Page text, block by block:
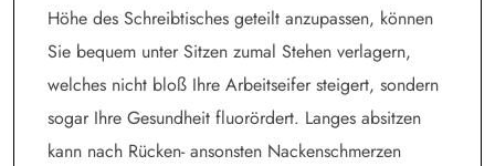
Höhe des Schreibtisches geteilt anzupassen, können
Sie bequem unter Sitzen zumal Stehen verlagern,
welches nicht bloß Ihre Arbeitseifer steigert, sondern
sogar Ihre Gesundheit fluorördert. Langes absitzen
kann nach Rücken- ansonsten Nackenschmerzen